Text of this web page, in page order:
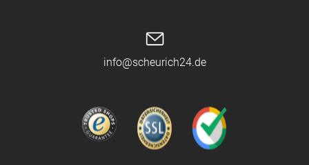
info@scheurich24.de